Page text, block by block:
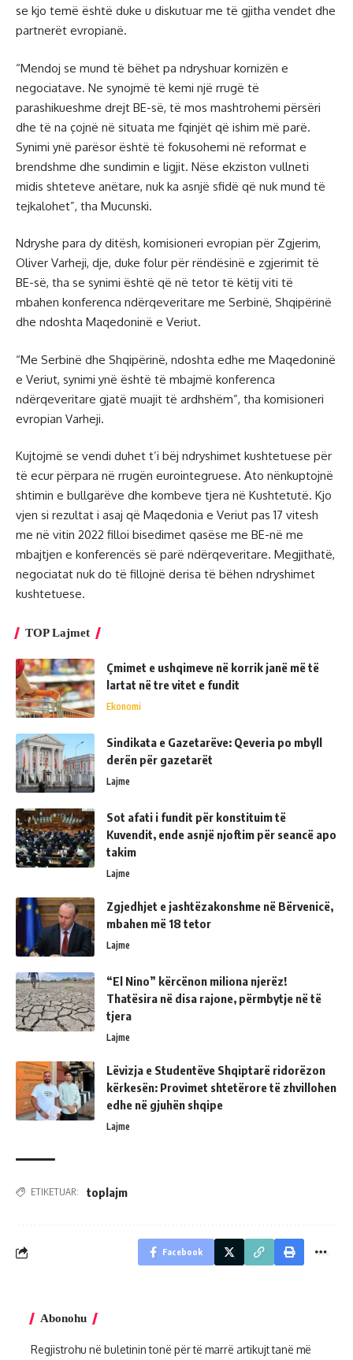
se kjo temë është duke u diskutuar me të gjitha vendet dhe
partnerët evropianë.
“Mendoj se mund të bëhet pa ndryshuar kornizën e
negociatave. Ne synojmë të kemi një rrugë të
parashikueshme drejt BE-së, të mos mashtrohemi përsëri
dhe të na çojnë në situata me fqinjët që ishim më parë.
Synimi ynë parësor është të fokusohemi në reformat e
brendshme dhe sundimin e ligjit. Nëse ekziston vullneti
midis shteteve anëtare, nuk ka asnjë sfidë që nuk mund të
tejkalohet”, tha Mucunski.
Ndryshe para dy ditësh, komisioneri evropian për Zgjerim,
Oliver Varheji, dje, duke folur për rëndësinë e zgjerimit të
BE-së, tha se synimi është që në tetor të këtij viti të
mbahen konferenca ndërqeveritare me Serbinë, Shqipërinë
dhe ndoshta Maqedoninë e Veriut.
“Me Serbinë dhe Shqipërinë, ndoshta edhe me Maqedoninë
e Veriut, synimi ynë është të mbajmë konferenca
ndërqeveritare gjatë muajit të ardhshëm”, tha komisioneri
evropian Varheji.
Kujtojmë se vendi duhet t’i bëj ndryshimet kushtetuese për
të ecur përpara në rrugën eurointegruese. Ato nënkuptojnë
shtimin e bullgarëve dhe kombeve tjera në Kushtetutë. Kjo
vjen si rezultat i asaj që Maqedonia e Veriut pas 17 vitesh
me në vitin 2022 filloi bisedimet qasëse me BE-në me
mbajtjen e konferencës së parë ndërqeveritare. Megjithatë,
negociatat nuk do të fillojnë derisa të bëhen ndryshimet
kushtetuese.
TOP Lajmet
Çmimet e ushqimeve në korrik janë më të
lartat në tre vitet e fundit
Ekonomi
Sindikata e Gazetarëve: Qeveria po mbyll
derën për gazetarët
Lajme
Sot afati i fundit për konstituim të
Kuvendit, ende asnjë njoftim për seancë apo
takim
Lajme
Zgjedhjet e jashtëzakonshme në Bërvenicë,
mbahen më 18 tetor
Lajme
“El Nino” kërcënon miliona njerëz!
Thatësira në disa rajone, përmbytje në të
tjera
Lajme
Lëvizja e Studentëve Shqiptarë ridorëzon
kërkesën: Provimet shtetërore të zhvillohen
edhe në gjuhën shqipe
Lajme
ETIKETUAR: toplajm
Facebook
Abonohu
Regjistrohu në buletinin tonë për të marrë artikujt tanë më